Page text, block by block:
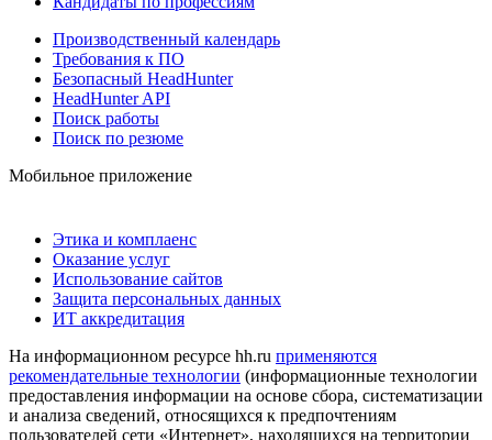
Производственный календарь
Требования к ПО
Безопасный HeadHunter
HeadHunter API
Поиск работы
Поиск по резюме
Мобильное приложение
Этика и комплаенс
Оказание услуг
Использование сайтов
Защита персональных данных
ИТ аккредитация
На информационном ресурсе hh.ru применяются
рекомендательные технологии (информационные технологии
предоставления информации на основе сбора, систематизации
и анализа сведений, относящихся к предпочтениям
пользователей сети «Интернет», находящихся на территории